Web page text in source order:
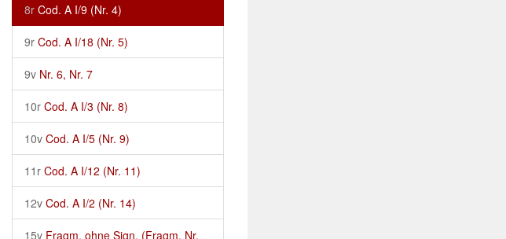
8r Cod. A I/9 (Nr. 4)
9r Cod. A I/18 (Nr. 5)
9v Nr. 6, Nr. 7
10r Cod. A I/3 (Nr. 8)
10v Cod. A I/5 (Nr. 9)
11r Cod. A I/12 (Nr. 11)
12v Cod. A I/2 (Nr. 14)
15v Fragm. ohne Sign. (Fragm. Nr.